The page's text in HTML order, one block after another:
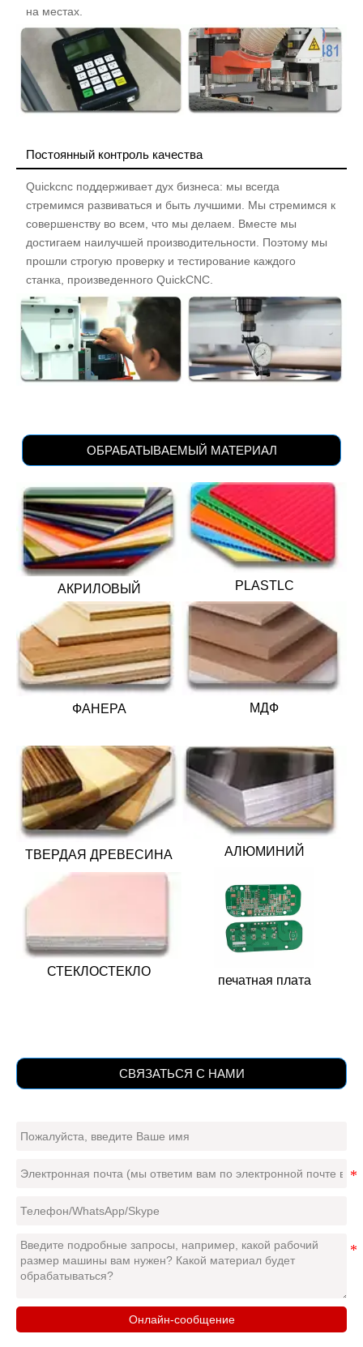
на местах.
Постоянный контроль качества
Quickcnc поддерживает дух бизнеса: мы всегда
стремимся развиваться и быть лучшими. Мы стремимся к
совершенству во всем, что мы делаем. Вместе мы
достигаем наилучшей производительности. Поэтому мы
прошли строгую проверку и тестирование каждого
станка, произведенного QuickCNC.
ОБРАБАТЫВАЕМЫЙ МАТЕРИАЛ
АКРИЛОВЫЙ PLASTLC
ФАНЕРА МДФ
ТВЕРДАЯ ДРЕВЕСИНА АЛЮМИНИЙ
СТЕКЛОСТЕКЛО
печатная плата
СВЯЗАТЬСЯ С НАМИ
Онлайн-сообщение